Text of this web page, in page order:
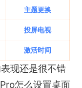
主题更换
投屏电视
激活时间
现还是很不错
怎么设置桌面